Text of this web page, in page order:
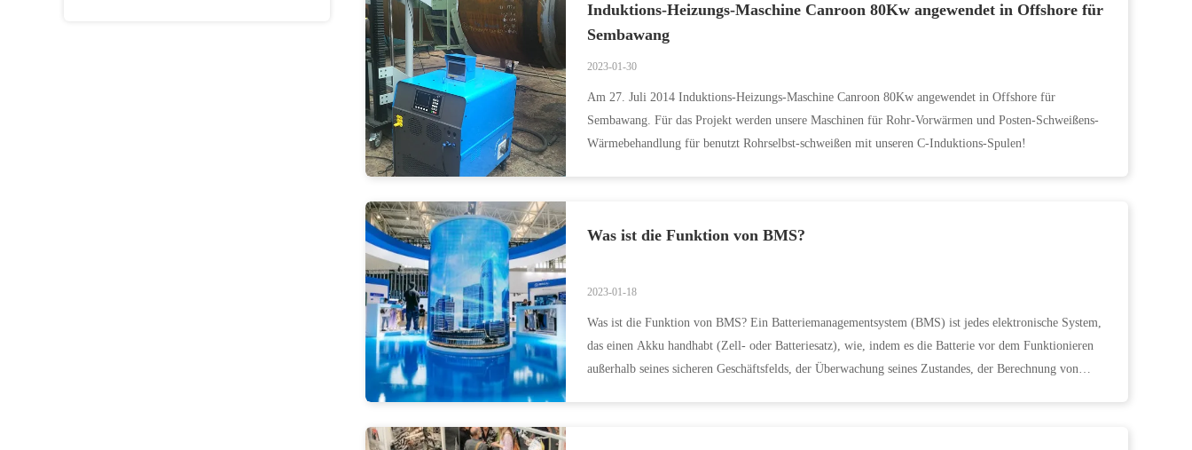
Induktions-Heizungs-Maschine Canroon 80Kw angewendet in Offshore für
Sembawang
2023-01-30
Am 27. Juli 2014 Induktions-Heizungs-Maschine Canroon 80Kw angewendet in Offshore für
Sembawang. Für das Projekt werden unsere Maschinen für Rohr-Vorwärmen und Posten-Schweißens-
Wärmebehandlung für benutzt Rohrselbst-schweißen mit unseren C-Induktions-Spulen!
Was ist die Funktion von BMS?
2023-01-18
Was ist die Funktion von BMS? Ein Batteriemanagementsystem (BMS) ist jedes elektronische System,
das einen Akku handhabt (Zell- oder Batteriesatz), wie, indem es die Batterie vor dem Funktionieren
außerhalb seines sicheren Geschäftsfelds, der Überwachung seines Zustandes, der Berechnung von